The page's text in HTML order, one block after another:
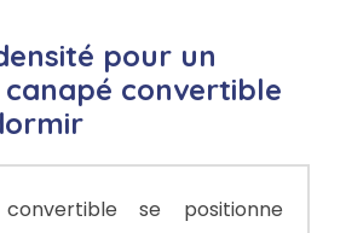
pour un
convertible
se positionne